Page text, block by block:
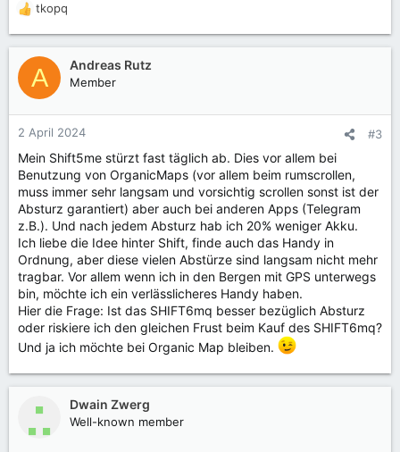
R
e
a
k
t
o
n
n
:
tkopq
A Andreas Rutz
Member
2 April 2024 #3
Mein Shift5me stürzt fast täglich ab. Dies vor allem bei
Benutzung von OrganicMaps (vor allem beim rumscrollen,
muss immer sehr langsam und vorsichtig scrollen sonst ist der
Absturz garantiert) aber auch bei anderen Apps (Telegram
z.B.). Und nach jedem Absturz hab ich 20% weniger Akku.
Ich liebe die Idee hinter Shift, finde auch das Handy in
Ordnung, aber diese vielen Abstürze sind langsam nicht mehr
tragbar. Vor allem wenn ich in den Bergen mit GPS unterwegs
bin, möchte ich ein verlässlicheres Handy haben.
Hier die Frage: Ist das SHIFT6mq besser bezüglich Absturz
oder riskiere ich den gleichen Frust beim Kauf des SHIFT6mq?
Und ja ich möchte bei Organic Map bleiben.
Dwain Zwerg
Well-known member